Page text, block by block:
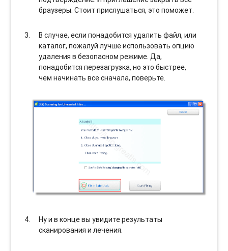
браузеры. Стоит прислушаться, это поможет.
В случае, если понадобится удалить файл, или
каталог, пожалуй лучше использовать опцию
удаления в безопасном режиме. Да,
понадобится перезагрузка, но это быстрее,
чем начинать все сначала, поверьте.
Ну и в конце вы увидите результаты
сканирования и лечения.